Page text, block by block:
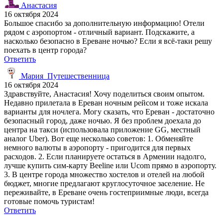
Анастасия
16 октября 2024
Большое спасибо за дополнительную информацию! Отели
рядом с аэропортом - отличный вариант. Подскажите, а
насколько безопасно в Ереване ночью? Если я всё-таки решу
поехать в центр города?
Ответить
Мария_Путешественница
16 октября 2024
Здравствуйте, Анастасия! Хочу поделиться своим опытом.
Недавно прилетала в Ереван ночным рейсом и тоже искала
варианты для ночлега. Могу сказать, что Ереван - достаточно
безопасный город, даже ночью. Я без проблем доехала до
центра на такси (использовала приложение GG, местный
аналог Uber). Вот еще несколько советов: 1. Обменяйте
немного валюты в аэропорту - пригодится для первых
расходов. 2. Если планируете остаться в Армении надолго,
лучше купить сим-карту Beeline или Ucom прямо в аэропорту.
3. В центре города множество хостелов и отелей на любой
бюджет, многие предлагают круглосуточное заселение. Не
переживайте, в Ереване очень гостеприимные люди, всегда
готовые помочь туристам!
Ответить